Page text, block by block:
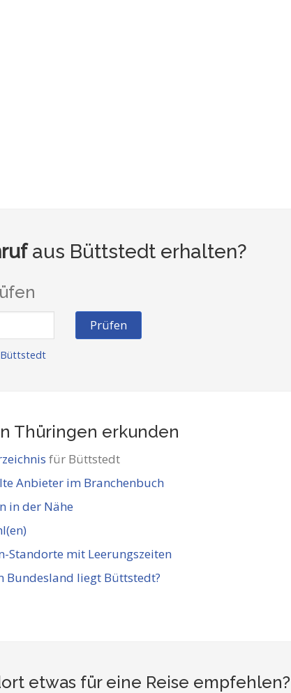
aus Büttstedt erhalten?
Prüfen
Büttstedt
Thüringen erkunden
für Büttstedt
Anbieter im Branchenbuch
in der Nähe
Standorte mit Leerungszeiten
Bundesland liegt Büttstedt?
etwas für eine Reise empfehlen?